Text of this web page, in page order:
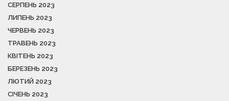
СЕРПЕНЬ 2023
ЛИПЕНЬ 2023
ЧЕРВЕНЬ 2023
ТРАВЕНЬ 2023
КВІТЕНЬ 2023
БЕРЕЗЕНЬ 2023
ЛЮТИЙ 2023
СІЧЕНЬ 2023